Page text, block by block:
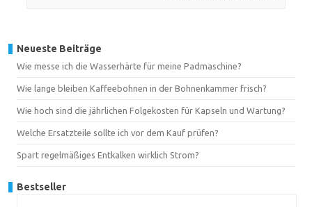
Neueste Beiträge
Wie messe ich die Wasserhärte für meine Padmaschine?
Wie lange bleiben Kaffeebohnen in der Bohnenkammer frisch?
Wie hoch sind die jährlichen Folgekosten für Kapseln und Wartung?
Welche Ersatzteile sollte ich vor dem Kauf prüfen?
Spart regelmäßiges Entkalken wirklich Strom?
Bestseller